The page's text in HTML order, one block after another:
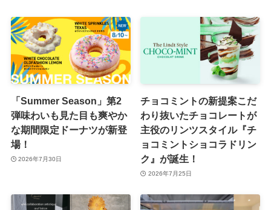
「Summer Season」第2
弾味わいも見た目も爽やか
な期間限定ドーナツが新登
場！
2026年7月30日
チョコミントの新提案こだ
わり抜いたチョコレートが
主役のリンツスタイル『チ
ョコミントショコラドリン
ク』が誕生！
2026年7月25日